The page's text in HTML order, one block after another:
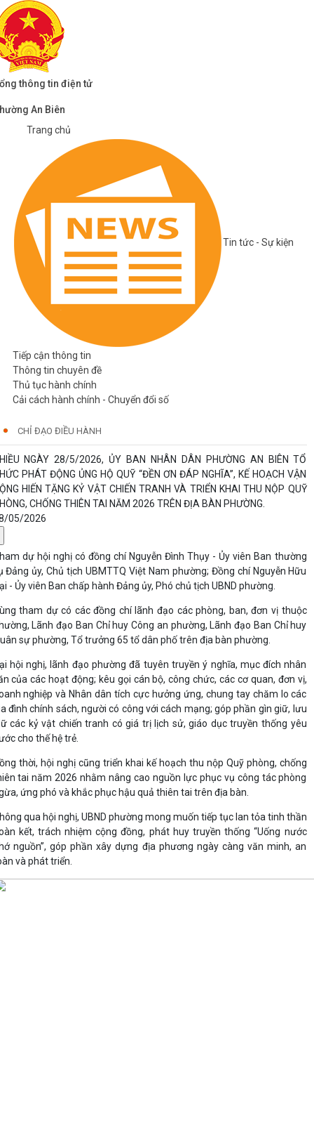
thông tin điện tử
An Biên
Trang chủ
Tin tức - Sự kiện
Tiếp cận thông tin
Thông tin chuyên đề
Thủ tục hành chính
Cải cách hành chính - Chuyển đổi số
CHỈ ĐẠO ĐIỀU HÀNH
NGÀY 28/5/2026, ỦY BAN NHÂN DÂN PHƯỜNG AN BIÊN TỔ
PHÁT ĐỘNG ỦNG HỘ QUỸ “ĐỀN ƠN ĐÁP NGHĨA”, KẾ HOẠCH VẬN
HIẾN TẶNG KỶ VẬT CHIẾN TRANH VÀ TRIỂN KHAI THU NỘP QUỸ
CHỐNG THIÊN TAI NĂM 2026 TRÊN ĐỊA BÀN PHƯỜNG.
05/2026
dự hội nghị có đồng chí Nguyễn Đình Thụy - Ủy viên Ban thường
Đảng ủy, Chủ tịch UBMTTQ Việt Nam phường; Đồng chí Nguyễn Hữu
- Ủy viên Ban chấp hành Đảng ủy, Phó chủ tịch UBND phường.
tham dự có các đồng chí lãnh đạo các phòng, ban, đơn vị thuộc
Lãnh đạo Ban Chỉ huy Công an phường, Lãnh đạo Ban Chỉ huy
sự phường, Tổ trưởng 65 tổ dân phố trên địa bàn phường.
hội nghị, lãnh đạo phường đã tuyên truyền ý nghĩa, mục đích nhân
của các hoạt động; kêu gọi cán bộ, công chức, các cơ quan, đơn vị,
nghiệp và Nhân dân tích cực hưởng ứng, chung tay chăm lo các
đình chính sách, người có công với cách mạng; góp phần gìn giữ, lưu
các kỷ vật chiến tranh có giá trị lịch sử, giáo dục truyền thống yêu
cho thế hệ trẻ.
thời, hội nghị cũng triển khai kế hoạch thu nộp Quỹ phòng, chống
tai năm 2026 nhằm nâng cao nguồn lực phục vụ công tác phòng
ứng phó và khắc phục hậu quả thiên tai trên địa bàn.
qua hội nghị, UBND phường mong muốn tiếp tục lan tỏa tinh thần
kết, trách nhiệm cộng đồng, phát huy truyền thống “Uống nước
nguồn”, góp phần xây dựng địa phương ngày càng văn minh, an
và phát triển.